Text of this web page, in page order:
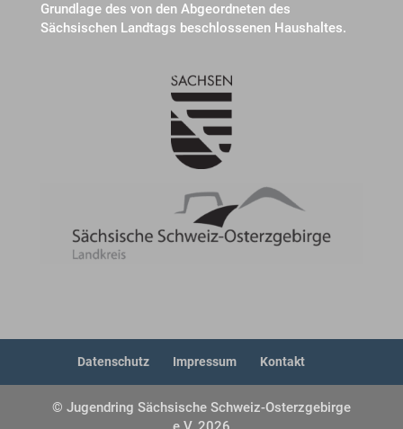
Grundlage des von den Abgeordneten des
Sächsischen Landtags beschlossenen Haushaltes.
Datenschutz Impressum Kontakt
© Jugendring Sächsische Schweiz-Osterzgebirge